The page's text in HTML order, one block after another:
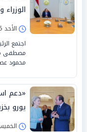
الوزراء
الأحد 15/فبراير/2026 - 12:54 م
اجتمع
مصطفى
محمود
«دعم
يورو
الخميس 15/يناير/2026 -